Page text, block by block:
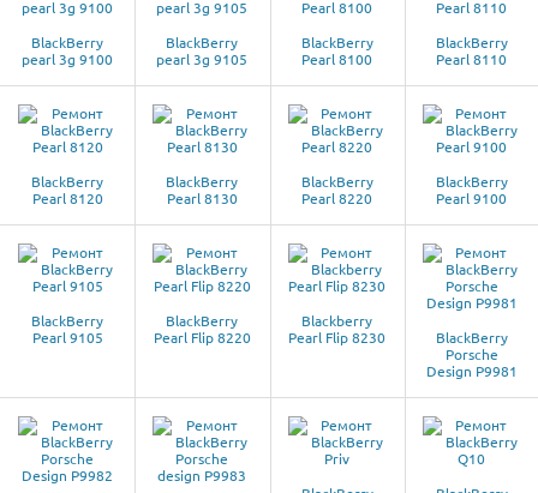
BlackBerry
pearl 3g 9100
BlackBerry
pearl 3g 9105
BlackBerry
Pearl 8100
BlackBerry
Pearl 8110
BlackBerry
Pearl 8120
BlackBerry
Pearl 8130
BlackBerry
Pearl 8220
BlackBerry
Pearl 9100
BlackBerry
Pearl 9105
BlackBerry
Pearl Flip 8220
Blackberry
Pearl Flip 8230
BlackBerry
Porsche
Design P9981